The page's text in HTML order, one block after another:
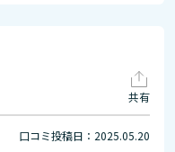
共有
口コミ投稿日：2025.05.20